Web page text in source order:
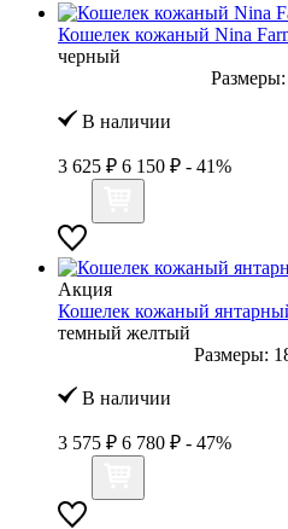
Кошелек кожаный Nina
черный
Размеры:
В наличии
3 625 ₽ 6 150 ₽ - 41%
Акция
Кошелек кожаный
темный желтый
Размеры:
В наличии
3 575 ₽ 6 780 ₽ - 47%